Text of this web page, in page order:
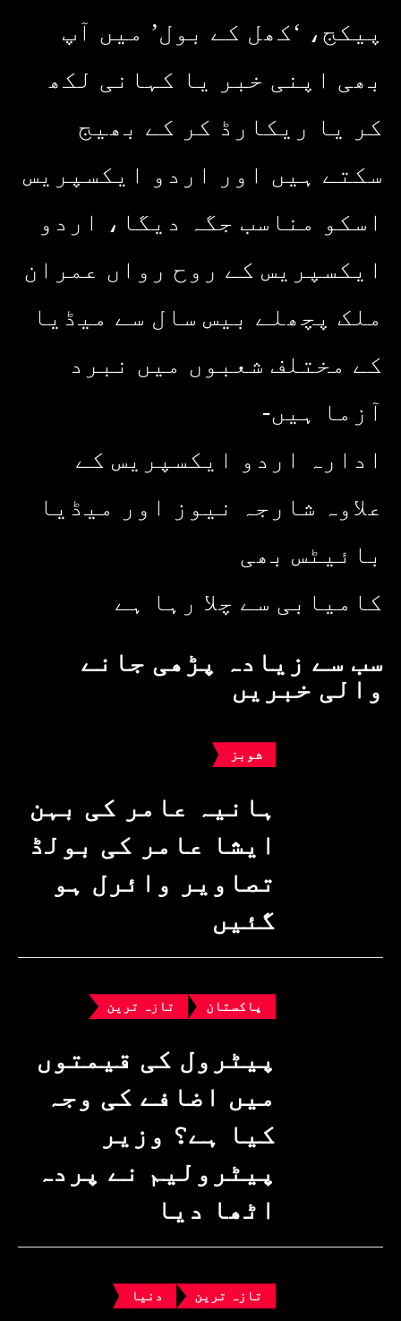
پیکج، ‘کھل کے بول’ میں آپ
بھی اپنی خبر یا کہانی لکھ
کر یا ریکارڈ کر کے بھیج
سکتے ہیں اور اردو ایکسپریس
اسکو مناسب جگہ دیگا، اردو
ایکسپریس کے روح رواں عمران
ملک پچھلے بیس سال سے میڈیا
کے مختلف شعبوں میں نبرد
آزما ہیں-
ادارہ اردو ایکسپریس کے
علاوہ شارجہ نیوز اور میڈیا
بائیٹس بھی
کامیابی سے چلا رہا ہے
سب سے زیادہ پڑھی جانے
والی خبریں
شوبز
ہانیہ عامر کی بہن
ایشا عامر کی بولڈ
تصاویر وائرل ہو
گئیں
پاکستان تازہ ترین
پیٹرول کی قیمتوں
میں اضافے کی وجہ
کیا ہے؟ وزیرِ
پیٹرولیم نے پردہ
اٹھا دیا
تازہ ترین دنیا